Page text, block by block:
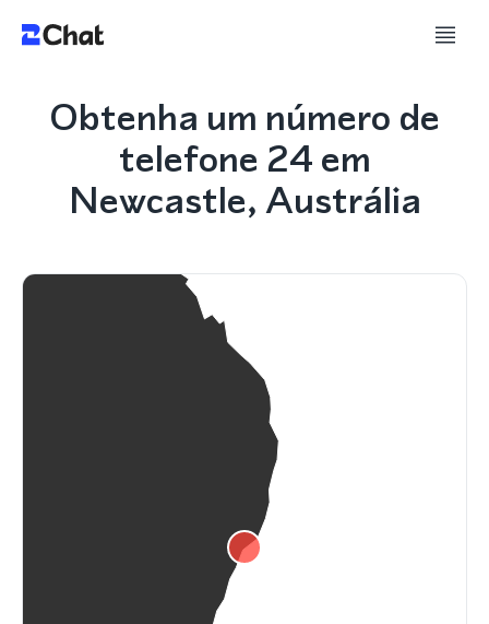
Obtenha um número de
telefone 24 em
Newcastle, Austrália